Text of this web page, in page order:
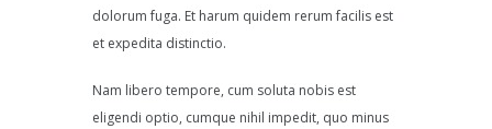
dolorum fuga. Et harum quidem rerum facilis est
et expedita distinctio.
Nam libero tempore, cum soluta nobis est
eligendi optio, cumque nihil impedit, quo minus